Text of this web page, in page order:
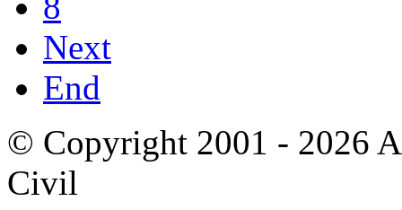
Next
End
© Copyright 2001 - 2026
Civil